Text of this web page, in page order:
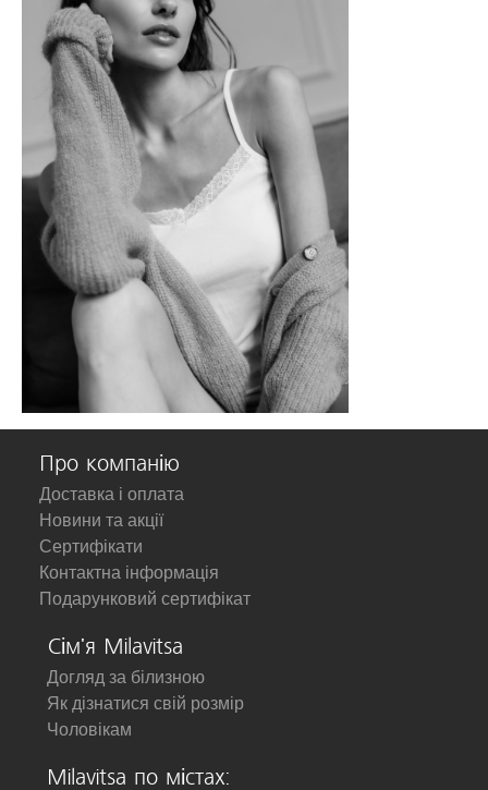
Про компанію
Доставка і оплата
Новини та акції
Сертифікати
Контактна інформація
Подарунковий сертифікат
Сім'я Milavitsa
Догляд за білизною
Як дізнатися свій розмір
Чоловікам
Milavitsa по містах: